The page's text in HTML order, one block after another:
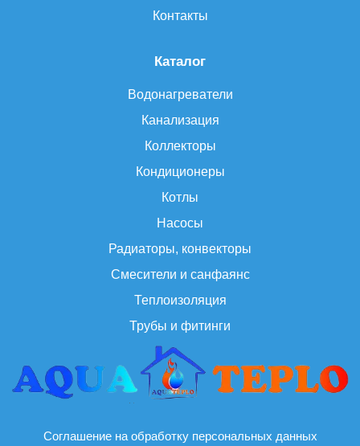
Каталог
Водонагреватели
Канализация
Коллекторы
Кондиционеры
Котлы
Насосы
Радиаторы, конвекторы
Смесители и санфаянс
Теплоизоляция
Трубы и фитинги
Контакты
Соглашение на обработку персональных данных